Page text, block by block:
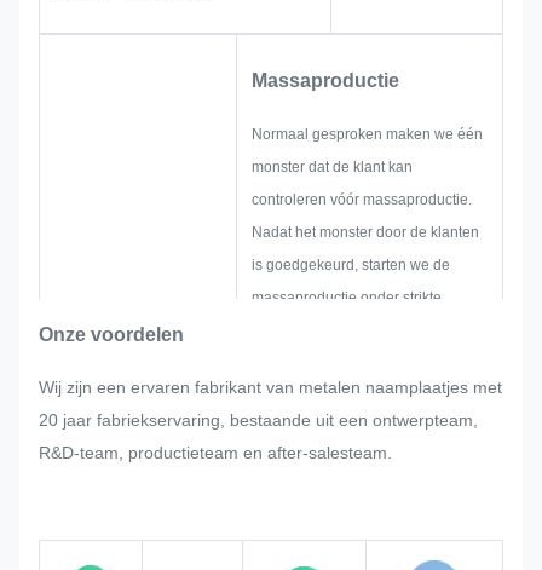
Massaproductie
Normaal gesproken maken we één
monster dat de klant kan
controleren vóór massaproductie.
Nadat het monster door de klanten
is goedgekeurd, starten we de
massaproductie onder strikte
aanpassingen worden gevraagd
tijdens de massaproductie van het
naamplaatje, de metalen sticker, het
voldoen als dat kan worden
Onze voordelen
Wij zijn een ervaren fabrikant van metalen naamplaatjes met
20 jaar fabriekservaring, bestaande uit een ontwerpteam,
R&D-team, productieteam en after-salesteam.